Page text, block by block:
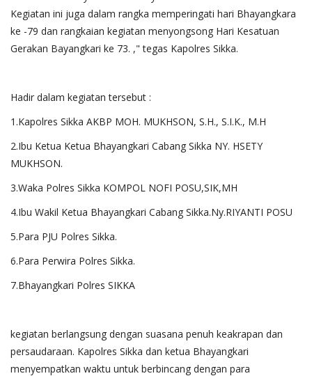
Kegiatan ini juga dalam rangka memperingati hari Bhayangkara
ke -79 dan rangkaian kegiatan menyongsong Hari Kesatuan
Gerakan Bayangkari ke 73. ," tegas Kapolres Sikka.
Hadir dalam kegiatan tersebut :
1.Kapolres Sikka AKBP MOH. MUKHSON, S.H., S.I.K., M.H
2.Ibu Ketua Ketua Bhayangkari Cabang Sikka NY. HSETY
MUKHSON.
3.Waka Polres Sikka KOMPOL NOFI POSU,SIK,MH
4.Ibu Wakil Ketua Bhayangkari Cabang Sikka.Ny.RIYANTI POSU
5.Para PJU Polres Sikka.
6.Para Perwira Polres Sikka.
7.Bhayangkari Polres SIKKA
kegiatan berlangsung dengan suasana penuh keakrapan dan
persaudaraan. Kapolres Sikka dan ketua Bhayangkari
menyempatkan waktu untuk berbincang dengan para